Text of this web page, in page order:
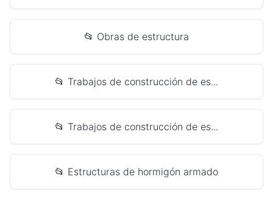
📂 Obras de estructura
📂 Trabajos de construcción de es...
📂 Trabajos de construcción de es...
📂 Estructuras de hormigón armado